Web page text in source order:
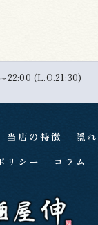
22:00 (L.O.21:30)
当店の特徴 隠
リシー コラム